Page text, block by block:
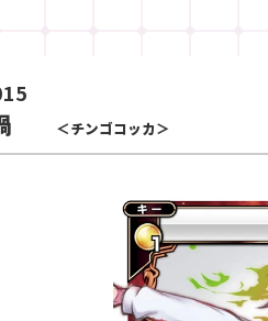
＜チンゴコッカ＞